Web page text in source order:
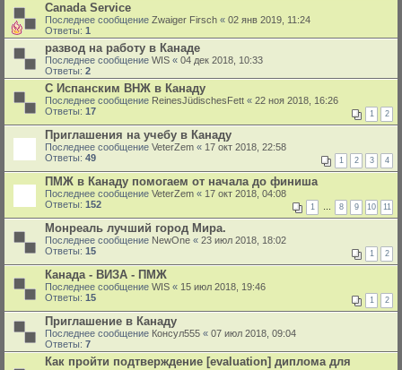
Canada Service
Последнее сообщение Zwaiger Firsch « 02 янв 2019, 11:24
Ответы: 1
развод на работу в Канаде
Последнее сообщение WIS « 04 дек 2018, 10:33
Ответы: 2
С Испанским ВНЖ в Канаду
Последнее сообщение ReinesJüdischesFett « 22 ноя 2018, 16:26
Ответы: 17 1 2
Приглашения на учебу в Канаду
Последнее сообщение VeterZem « 17 окт 2018, 22:58
Ответы: 49 1 2 3 4
ПМЖ в Канаду помогаем от начала до финиша
Последнее сообщение VeterZem « 17 окт 2018, 04:08
Ответы: 152 1 … 8 9 10 11
Монреаль лучший город Мира.
Последнее сообщение NewOne « 23 июл 2018, 18:02
Ответы: 15 1 2
Канада - ВИЗА - ПМЖ
Последнее сообщение WIS « 15 июл 2018, 19:46
Ответы: 15 1 2
Приглашение в Канаду
Последнее сообщение Консул555 « 07 июл 2018, 09:04
Ответы: 7
Как пройти подтверждение [evaluation] диплома для